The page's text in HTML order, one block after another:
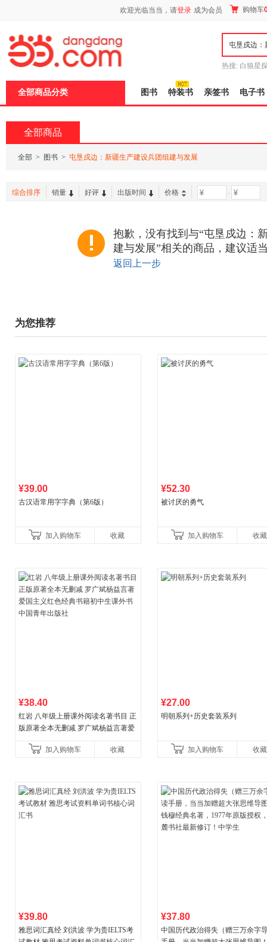
欢迎光临当当，请登录 成为会员 购物车
热搜: 白狼星
全部商品分类 图书 特装书 亲签书 电子书
全部商品
全部 > 图书 > 屯垦戍边：新疆生产建设兵团组建与发展
综合排序 销量 好评 出版时间 价格 -
抱歉，没有找到与“屯垦戍边：
建与发展”相关的商品，建议适
返回上一步
为您推荐
¥39.00
古汉语常用字字典（第6版）
加入购物车 收藏
¥52.30
被讨厌的勇气
加入购物车 收藏
¥38.40
红岩 八年级上册课外阅读名著书目 正
版原著全本无删减 罗广斌杨益言著爱
国青年出版社加入购物车 收藏
¥27.00
明朝系列+历史套装系列
加入购物车 收藏
¥39.80
雅思词汇真经 刘洪波 学为贵IELTS考
¥37.80
中国历代政治得失（赠三万余字
页
加